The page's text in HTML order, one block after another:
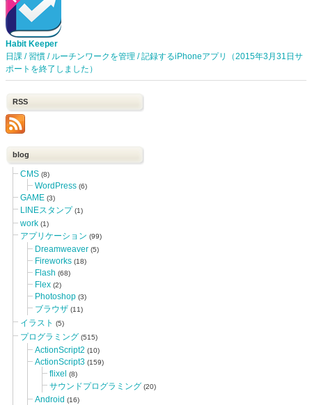
Habit Keeper
日課 / 習慣 / ルーチンワークを管理 / 記録するiPhoneアプリ（2015年3月31日サ
ポートを終了しました）
RSS
blog
CMS (8)
WordPress (6)
GAME (3)
LINEスタンプ (1)
work (1)
アプリケーション (99)
Dreamweaver (5)
Fireworks (18)
Flash (68)
Flex (2)
Photoshop (3)
ブラウザ (11)
イラスト (5)
プログラミング (515)
ActionScript2 (10)
ActionScript3 (159)
flixel (8)
サウンドプログラミング (20)
Android (16)